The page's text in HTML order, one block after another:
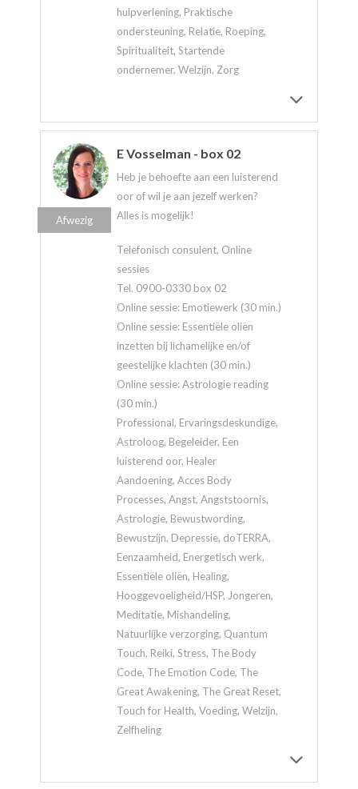
hulpverlening, Praktische
ondersteuning, Relatie, Roeping,
Spiritualiteit, Startende
ondernemer, Welzijn, Zorg
E Vosselman - box 02
Heb je behoefte aan een luisterend
oor of wil je aan jezelf werken?
Alles is mogelijk!
Telefonisch consulent, Online
sessies
Tel. 0900-0330 box 02
Online sessie: Emotiewerk (30 min.)
Online sessie: Essentiële oliën
inzetten bij lichamelijke en/of
geestelijke klachten (30 min.)
Online sessie: Astrologie reading
(30 min.)
Professional, Ervaringsdeskundige,
Astroloog, Begeleider, Een
luisterend oor, Healer
Aandoening, Acces Body
Processes, Angst, Angststoornis,
Astrologie, Bewustwording,
Bewustzijn, Depressie, doTERRA,
Eenzaamheid, Energetisch werk,
Essentiële oliën, Healing,
Hooggevoeligheid/HSP, Jongeren,
Meditatie, Mishandeling,
Natuurlijke verzorging, Quantum
Touch, Reiki, Stress, The Body
Code, The Emotion Code, The
Great Awakening, The Great Reset,
Touch for Health, Voeding, Welzijn,
Zelfheling
Afwezig